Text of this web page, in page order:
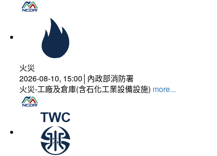
火災
2026-08-10, 15:00│內政部消防署
火災-工廠及倉庫(含石化工業設備設施) more...